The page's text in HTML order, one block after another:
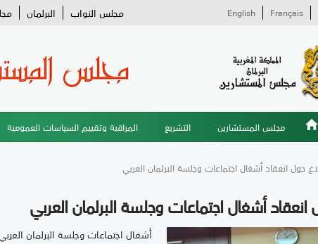
مجلس النواب البرلمان Français
English
مجلس المستشارين التشريع المراقبة وتقييم السياسات العمومية
حول انعقاد أشغال اجتماعات وجلسة البرلمان العربي
انعقاد أشغال اجتماعات وجلسة البرلمان العربي
أشغال اجتماعات وجلسة البرلمان